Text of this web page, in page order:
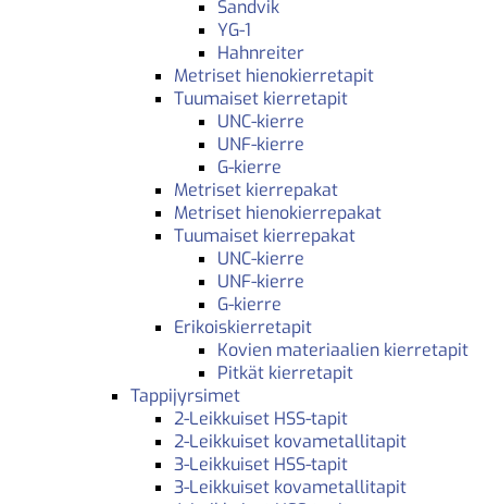
Sandvik
YG-1
Hahnreiter
Metriset hienokierretapit
Tuumaiset kierretapit
UNC-kierre
UNF-kierre
G-kierre
Metriset kierrepakat
Metriset hienokierrepakat
Tuumaiset kierrepakat
UNC-kierre
UNF-kierre
G-kierre
Erikoiskierretapit
Kovien materiaalien kierretapit
Pitkät kierretapit
Tappijyrsimet
2-Leikkuiset HSS-tapit
2-Leikkuiset kovametallitapit
3-Leikkuiset HSS-tapit
3-Leikkuiset kovametallitapit